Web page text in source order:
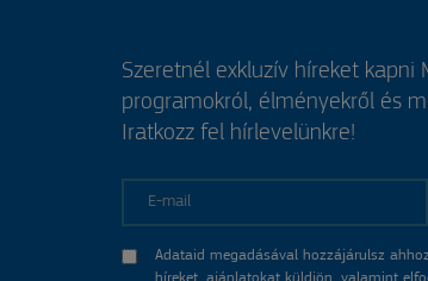
Szeretnél exkluzív híreket kapni
programokról, élményekről és
Iratkozz fel hírlevelünkre!
Adataid megadásával hozzájárulsz